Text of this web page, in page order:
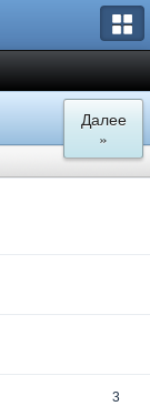
Далее
»
3